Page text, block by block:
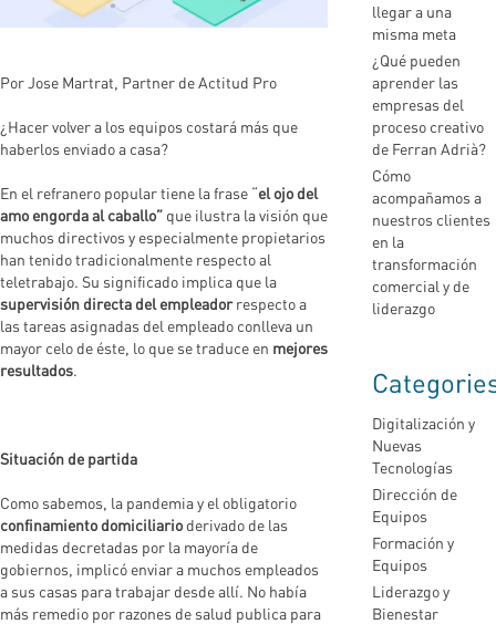
Por Jose Martrat, Partner de Actitud Pro
¿Hacer volver a los equipos costará más que
haberlos enviado a casa?
En el refranero popular tiene la frase “el ojo del
amo engorda al caballo” que ilustra la visión que
muchos directivos y especialmente propietarios
han tenido tradicionalmente respecto al
teletrabajo. Su significado implica que la
supervisión directa del empleadorrespecto a
las tareas asignadas del empleado conlleva un
mayor celo de éste, lo que se traduce en mejores
resultados.
Situación de partida
Como sabemos, la pandemia y el obligatorio
confinamiento domiciliario derivado de las
medidas decretadas por la mayoría de
gobiernos, implicó enviar a muchos empleados
a sus casas para trabajar desde allí. No había
más remedio por razones de salud publica para
llegar a una
misma meta
¿Qué pueden
aprender las
empresas del
proceso creativo
de Ferran Adrià?
Cómo
acompañamos a
nuestros clientes
en la
transformación
comercial y de
liderazgo
Digitalización y
Nuevas
Tecnologías
Dirección de
Equipos
Formación y
Equipos
Liderazgo y
Bienestar